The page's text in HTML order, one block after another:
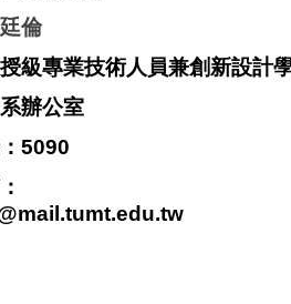
倫
級專業技術人員兼創新設計
辦公室
5090